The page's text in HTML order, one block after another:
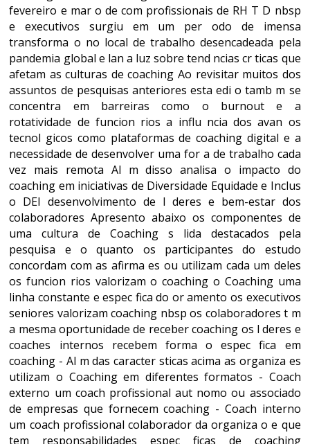
fevereiro e mar o de com profissionais de RH T D nbsp
e executivos surgiu em um per odo de imensa
transforma o no local de trabalho desencadeada pela
pandemia global e lan a luz sobre tend ncias cr ticas que
afetam as culturas de coaching Ao revisitar muitos dos
assuntos de pesquisas anteriores esta edi o tamb m se
concentra em barreiras como o burnout e a
rotatividade de funcion rios a influ ncia dos avan os
tecnol gicos como plataformas de coaching digital e a
necessidade de desenvolver uma for a de trabalho cada
vez mais remota Al m disso analisa o impacto do
coaching em iniciativas de Diversidade Equidade e Inclus
o DEI desenvolvimento de l deres e bem-estar dos
colaboradores Apresento abaixo os componentes de
uma cultura de Coaching s lida destacados pela
pesquisa e o quanto os participantes do estudo
concordam com as afirma es ou utilizam cada um deles
os funcion rios valorizam o coaching o Coaching uma
linha constante e espec fica do or amento os executivos
seniores valorizam coaching nbsp os colaboradores t m
a mesma oportunidade de receber coaching os l deres e
coaches internos recebem forma o espec fica em
coaching - Al m das caracter sticas acima as organiza es
utilizam o Coaching em diferentes formatos - Coach
externo um coach profissional aut nomo ou associado
de empresas que fornecem coaching - Coach interno
um coach profissional colaborador da organiza o e que
tem responsabilidades espec ficas de coaching